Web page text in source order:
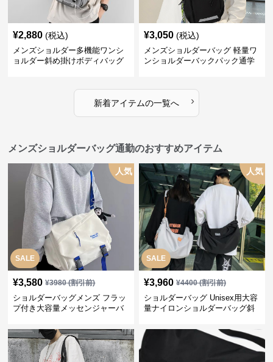
¥2,880 (税込)
メンズショルダー多機能ワンシ
ョルダー斜め掛けボディバッグ
¥3,050 (税込)
メンズショルダーバッグ 軽量ワ
ンショルダーバックパック通学
新着アイテムの一覧へ ›
メンズショルダーバッグ通勤のおすすめアイテム
SALE
人気
¥3,580 ¥3980(割引前)
ショルダーバッグメンズ フラッ
プ付き大容量メッセンジャーバ
SALE
人気
¥3,960 ¥4400(割引前)
ショルダーバッグ Unisex用大容
量ナイロンショルダーバッグ斜